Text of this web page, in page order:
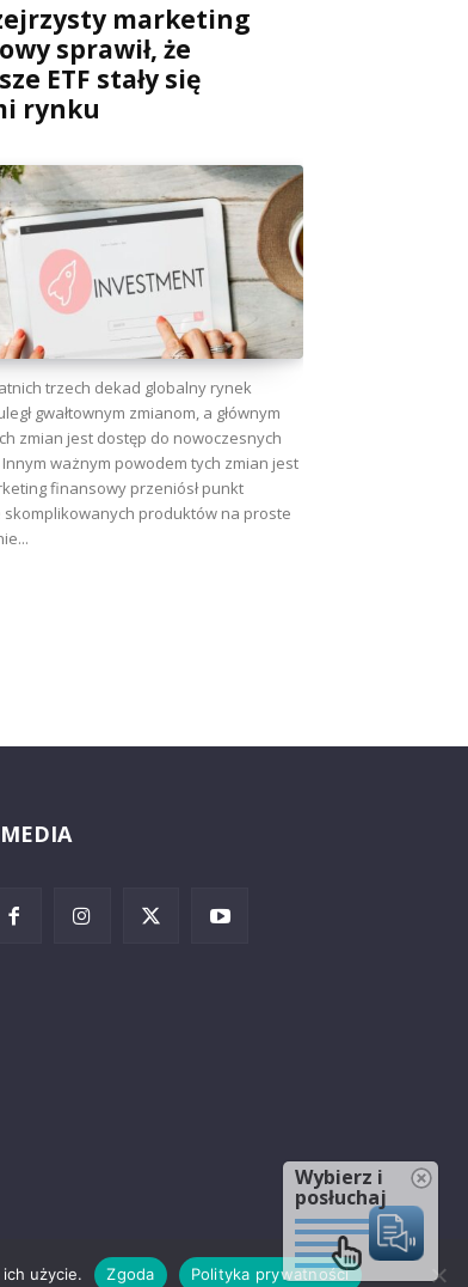
marketing
sprawił, że
ETF stały się
rynku
trzech dekad globalny rynek
gwałtownym zmianom, a głównym
zmian jest dostęp do nowoczesnych
ważnym powodem tych zmian jest
finansowy przeniósł punkt
skomplikowanych produktów na proste
użycie. Zgoda Polityka prywatności
Wybierz i
posłuchaj